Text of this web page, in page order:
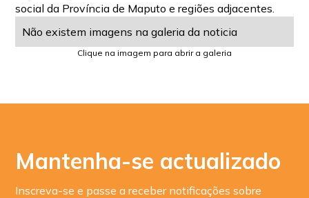
social da Província de Maputo e regiões adjacentes.
Não existem imagens na galeria da noticia
Clique na imagem para abrir a galeria
Mantenha-se actualizado
Inscreva-se e passe a receber notificações sobre